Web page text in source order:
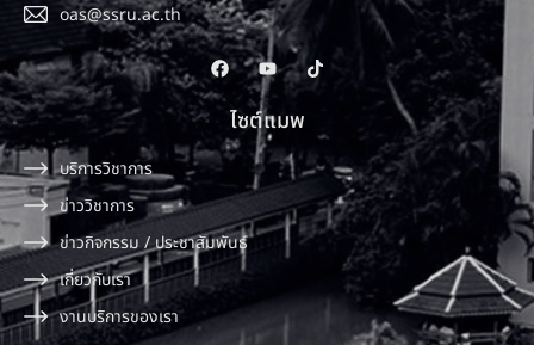
oas@ssru.ac.th
ไซต์แมพ
บริการวิชาการ
ข่าววิชาการ
ข่าวกิจกรรม / ประชาสัมพันธ์
เกี่ยวกับเรา
งานบริการของเรา